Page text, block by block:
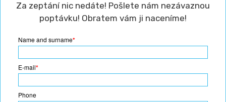
Za zeptání nic nedáte! Pošlete nám nezávaznou
poptávku! Obratem vám ji naceníme!
Name and surname*
E-mail*
Phone